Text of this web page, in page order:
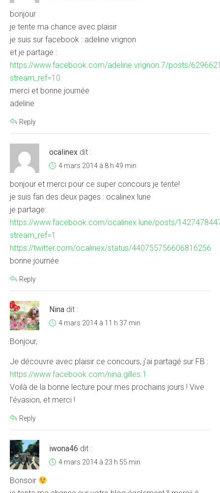
bonjour
je tente ma chance avec plaisir
je suis sur facebook : adeline vrignon
et je partage :
https://www.facebook.com/adeline.vrignon.7/posts/
stream_ref=10
merci et bonne journée
adeline
Reply
ocalinex dit :
4 mars 2014 à 8 h 49 min
bonjour et merci pour ce super concours je tente!
je suis fan des deux pages : ocalinex lune
je partage:
https://www.facebook.com/ocalinex.lune/posts/
stream_ref=1
https://twitter.com/ocalinex/status/440755756606816256
bonne journée
Reply
Nina dit :
4 mars 2014 à 11 h 37 min
Bonjour,
Je découvre avec plaisir ce concours, j’ai partagé sur FB :
https://www.facebook.com/nina.gilles.1
Voilà de la bonne lecture pour mes prochains jours ! Vive
l’évasion, et merci !
Reply
iwona46 dit :
4 mars 2014 à 23 h 55 min
Bonsoir